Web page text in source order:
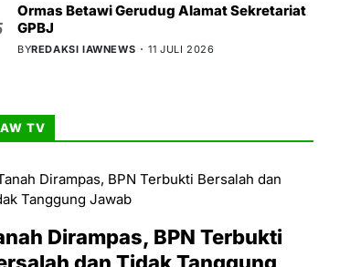
Ormas Betawi Gerudug Alamat Sekretariat
GPBJ
BYREDAKSI IAWNEWS 11 JULI 2026
TV
Dirampas, BPN Terbukti
dan Tidak Tanggung